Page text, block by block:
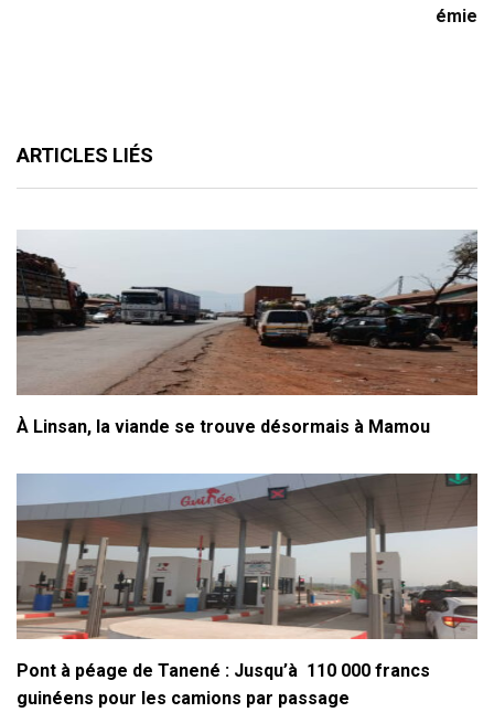
émie
ARTICLES LIÉS
À Linsan, la viande se trouve désormais à Mamou
Pont à péage de Tanené : Jusqu’à 110 000 francs
guinéens pour les camions par passage